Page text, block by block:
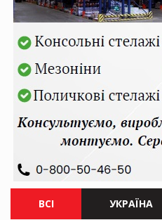
ВСІ УКРАЇНА